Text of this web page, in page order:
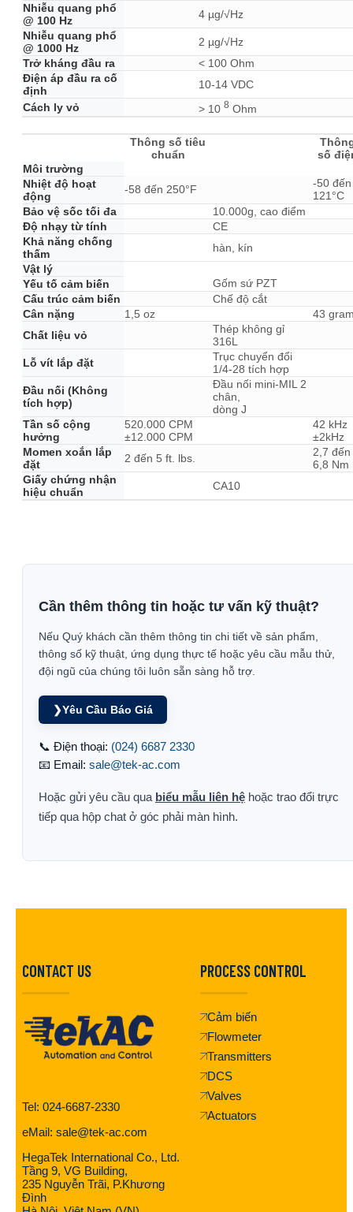
Nhiễu quang phổ
@ 100 Hz
4 µg/√Hz
Nhiễu quang phổ
@ 1000 Hz
2 µg/√Hz
Trở kháng đầu ra
< 100 Ohm
Điện áp đầu ra cố
định
10-14 VDC
Cách ly vỏ
> 10 8 Ohm
Thông số tiêu
chuẩn
số
Môi trường
Nhiệt độ hoạt
động
-58 đến 250°F
-50 đến
121°C
Bảo vệ sốc tối đa
10.000g, cao điểm
Độ nhạy từ tính
CE
Khả năng chống
thấm
hàn, kín
Vật lý
Yếu tố cảm biến
Gốm sứ PZT
Cấu trúc cảm biến
Chế độ cắt
Cân nặng
1,5 oz
43
Chất liệu vỏ
Thép không gỉ
316L
Lỗ vít lắp đặt
Trục chuyển đổi
1/4-28 tích hợp
Đầu nối (Không
tích hợp)
Đầu nối mini-MIL 2
chân,
dòng J
Tần số cộng
hưởng
520.000 CPM
±12.000 CPM
42 kHz
±2kHz
Momen xoắn lắp
đặt
2 đến 5 ft. lbs.
2,7 đến
6,8 Nm
Giấy chứng nhận
hiệu chuẩn
CA10
Cần thêm thông tin hoặc tư vấn kỹ thuật?
Nếu Quý khách cần thêm thông tin chi tiết về sản phẩm,
thông số kỹ thuật, ứng dụng thực tế hoặc yêu cầu mẫu thử,
đội ngũ của chúng tôi luôn sẵn sàng hỗ trợ.
❯Yêu Cầu Báo Giá
📞 Điện thoại: (024) 6687 2330
📧 Email: sale@tek-ac.com
Hoặc gửi yêu cầu qua biểu mẫu liên hệ hoặc trao đổi trực
tiếp qua hộp chat ở góc phải màn hình.
CONTACT US
Tel: 024-6687-2330
eMail: sale@tek-ac.com
HegaTek International Co., Ltd.
Tầng 9, VG Building,
235 Nguyễn Trãi, P.Khương
Đình
PROCESS CONTROL
Cảm biến
Flowmeter
Transmitters
DCS
Valves
Actuators